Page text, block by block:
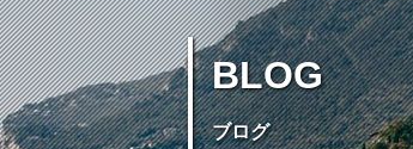
BLOG
ブログ